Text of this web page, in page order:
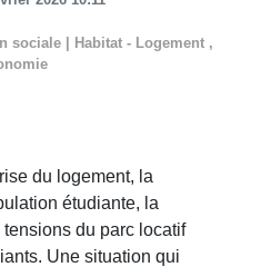
sociale | Habitat - Logement ,
du logement, la
étudiante, la
du parc locatif
Une situation qui